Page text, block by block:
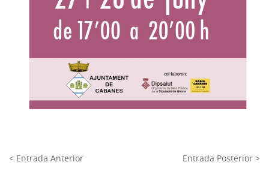
< Entrada Anterior Entrada Posterior >